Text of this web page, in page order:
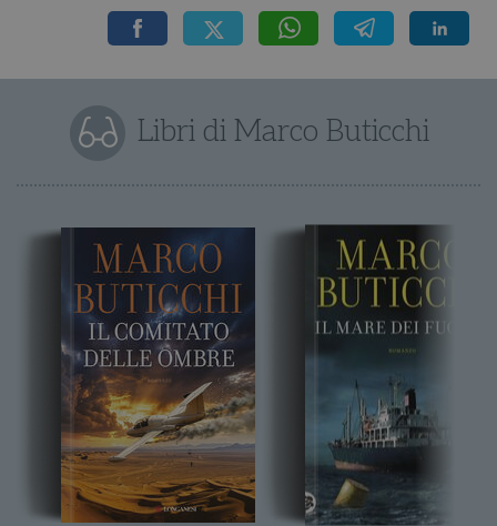
Libri di Marco Buticchi